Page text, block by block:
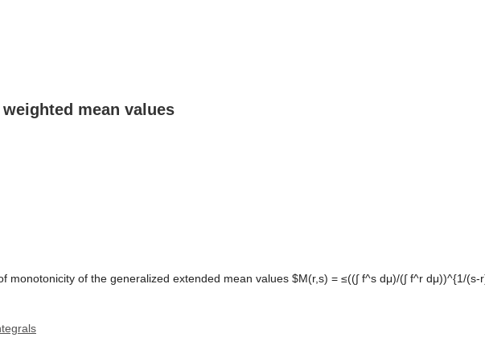
mean values
monotonicity of the generalized extended mean values $M(r,s) = ≤((∫ f^s dμ)/(∫ f^r dμ))^{1/(s-